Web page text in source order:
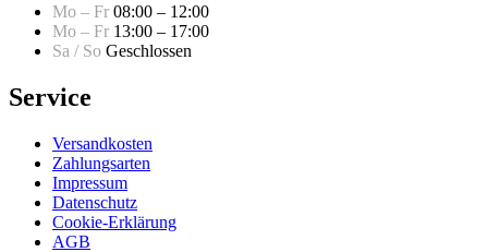
Mo – Fr 08:00 – 12:00
Mo – Fr 13:00 – 17:00
Sa / So Geschlossen
Service
Versandkosten
Zahlungsarten
Impressum
Datenschutz
Cookie-Erklärung
AGB